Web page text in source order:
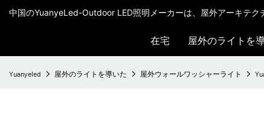
中国のYuanyeLed-Outdoor LED照明メーカーは、屋外アーキテク
在宅 屋外のライトを
Yuanyeled 屋外のライトを導いた 屋外ウォールワッシャーライト